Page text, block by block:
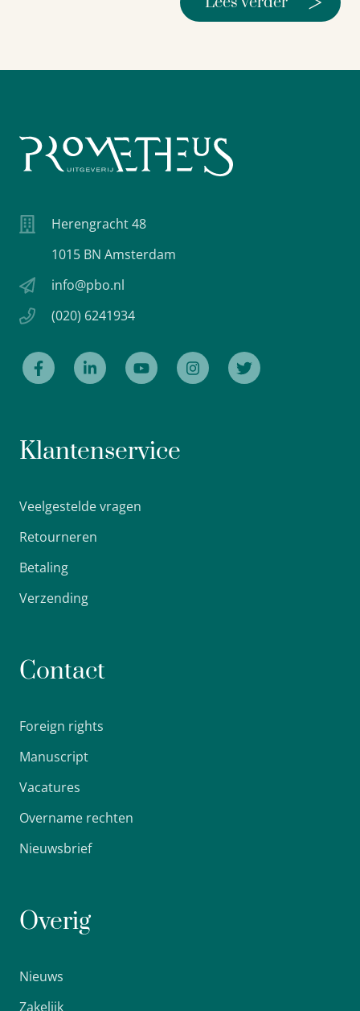
Herengracht 48
1015 BN Amsterdam
info@pbo.nl
(020) 6241934
Klantenservice
Veelgestelde vragen
Retourneren
Betaling
Verzending
Contact
Foreign rights
Manuscript
Vacatures
Overname rechten
Nieuwsbrief
Overig
Nieuws
Zakelijk